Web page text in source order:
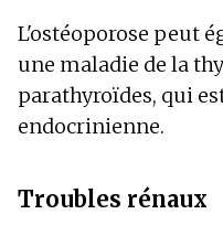
L'ostéoporose peut
une maladie de la
parathyroïdes, qui
endocrinienne.
Troubles rénaux